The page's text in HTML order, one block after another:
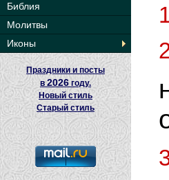
Библия
Молитвы
Иконы
Праздники и посты
в2026 году.
Новый стиль
Старый стиль